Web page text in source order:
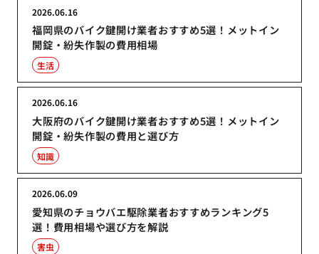
福岡県のバイク鍵開け業者おすすめ5選！メットイン
開錠・紛失作製の費用相場
2026.06.16
生活
大阪府のバイク鍵開け業者おすすめ5選！メットイン
開錠・紛失作製の費用と選び方
2026.06.16
知識
愛知県のチョウバエ駆除業者おすすめランキング5
選！費用相場や選び方を解説
2026.06.09
害虫